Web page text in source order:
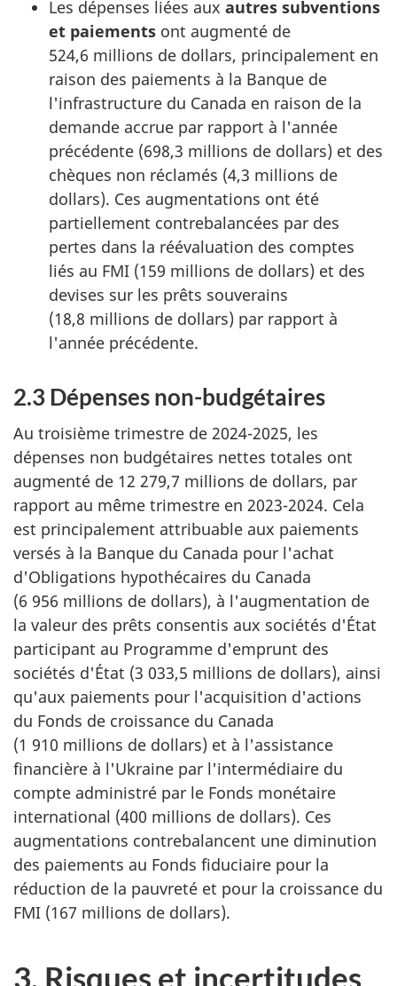
Les dépenses liées aux autres subventions
et paiements ont augmenté de
524,6 millions de dollars, principalement en
raison des paiements à la Banque de
l'infrastructure du Canada en raison de la
demande accrue par rapport à l'année
précédente (698,3 millions de dollars) et des
chèques non réclamés (4,3 millions de
dollars). Ces augmentations ont été
partiellement contrebalancées par des
pertes dans la réévaluation des comptes
liés au FMI (159 millions de dollars) et des
devises sur les prêts souverains
(18,8 millions de dollars) par rapport à
l'année précédente.
2.3 Dépenses non-budgétaires
Au troisième trimestre de 2024-2025, les
dépenses non budgétaires nettes totales ont
augmenté de 12 279,7 millions de dollars, par
rapport au même trimestre en 2023-2024. Cela
est principalement attribuable aux paiements
versés à la Banque du Canada pour l'achat
d'Obligations hypothécaires du Canada
(6 956 millions de dollars), à l'augmentation de
la valeur des prêts consentis aux sociétés d'État
participant au Programme d'emprunt des
sociétés d'État (3 033,5 millions de dollars), ainsi
qu'aux paiements pour l'acquisition d'actions
du Fonds de croissance du Canada
(1 910 millions de dollars) et à l'assistance
financière à l'Ukraine par l'intermédiaire du
compte administré par le Fonds monétaire
international (400 millions de dollars). Ces
augmentations contrebalancent une diminution
des paiements au Fonds fiduciaire pour la
réduction de la pauvreté et pour la croissance du
FMI (167 millions de dollars).
3. Risques et incertitudes